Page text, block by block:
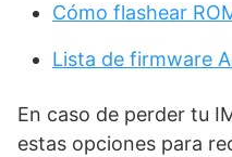
Cómo flashear
Lista de firmware
En caso de perder tu
estas opciones para